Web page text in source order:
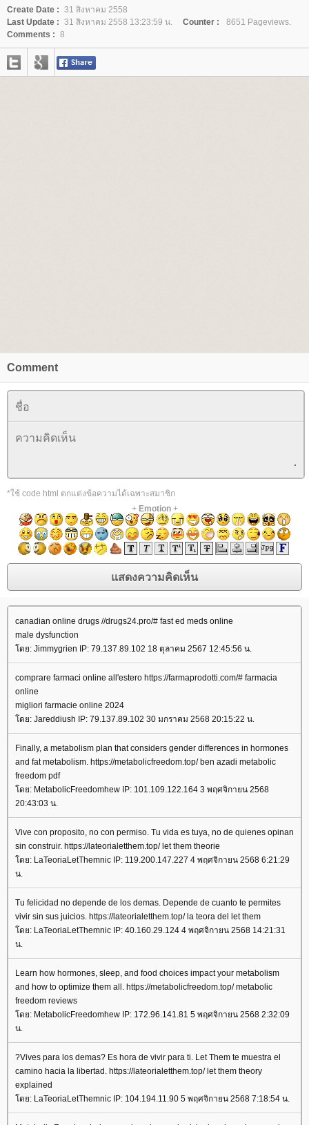
Create Date : 31 สิงหาคม 2558
Last Update : 31 สิงหาคม 2558 13:23:59 น. Counter :
8651 Pageviews.
Comments : 8
Comment
*ใช้ code html ตกแต่งข้อความได้เฉพาะสมาชิก
+ Emotion+
canadian online drugs //drugs24.pro/# fast ed meds online
male dysfunction
ดย: Jimmygrien IP: 79.137.89.102 18 ตุลาคม 2567 12:45:56 น.
comprare farmaci online all'estero https://farmaprodotti.com/# farmacia
online
migliori farmacie online 2024
ดย: Jareddiush IP: 79.137.89.102 30 มกราคม 2568 20:15:22 น.
Finally, a metabolism plan that considers gender differences in hormones
and fat metabolism. https://metabolicfreedom.top/ ben azadi metabolic
freedom pdf
ดย: MetabolicFreedomhew IP: 101.109.122.164 3 พฤศจิกายน 2568
20:43:03 น.
Vive con proposito, no con permiso. Tu vida es tuya, no de quienes opinan
sin construir. https://lateorialetthem.top/ let them theorie
ดย: LaTeoriaLetThemnic IP: 119.200.147.227 4 พฤศจิกายน 2568 6:21:29
น.
Tu felicidad no depende de los demas. Depende de cuanto te permites
vivir sin sus juicios. https://lateorialetthem.top/ la teora del let them
ดย: LaTeoriaLetThemnic IP: 40.160.29.124 4 พฤศจิกายน 2568 14:21:31
น.
Learn how hormones, sleep, and food choices impact your metabolism
and how to optimize them all. https://metabolicfreedom.top/ metabolic
freedom reviews
ดย: MetabolicFreedomhew IP: 172.96.141.81 5 พฤศจิกายน 2568 2:32:09
น.
?Vives para los demas? Es hora de vivir para ti. Let Them te muestra el
camino hacia la libertad. https://lateorialetthem.top/ let them theory
explained
ดย: LaTeoriaLetThemnic IP: 104.194.11.90 5 พฤศจิกายน 2568 7:18:54 น.